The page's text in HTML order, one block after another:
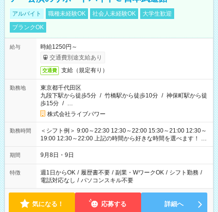
アルバイト 職種未経験OK 社会人未経験OK
大学生歓迎
ブランクOK
給与
時給1250円～
交通費別途支給あり
交通費 支給（規定有り）
勤務地
東京都千代田区
九段下駅から徒歩5分 / 竹橋駅から徒歩10分 / 神保町駅から徒
歩15分 / …
株式会社ライブパワー
勤務時間
＜シフト例＞ 9:00～22:30 12:30～22:00 15:30～21:00 12:30～
19:00 12:30～22:00 上記の時間から好きな時間を選べます！ ※
時間は変更となる可能性があります
期間 9月8日・9日
特徴 週1日からOK / 履歴書不要 / 副業・WワークOK / シフト勤務 /
電話対応なし / パソコンスキル不要
気になる！ 応募する 詳細へ